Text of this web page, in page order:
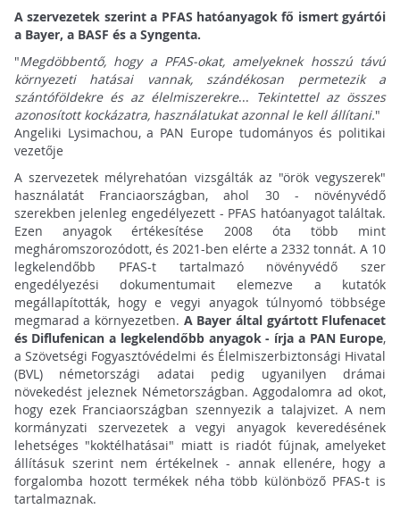
A szervezetek szerint a PFAS hatóanyagok fő ismert gyártói
a Bayer, a BASF és a Syngenta.
"Megdöbbentő, hogy a PFAS-okat, amelyeknek hosszú távú
környezeti hatásai vannak, szándékosan permetezik a
szántóföldekre és az élelmiszerekre... Tekintettel az összes
azonosított kockázatra, használatukat azonnal le kell állítani."
Angeliki Lysimachou, a PAN Europe tudományos és politikai
vezetője
A szervezetek mélyrehatóan vizsgálták az "örök vegyszerek"
használatát Franciaországban, ahol 30 - növényvédő
szerekben jelenleg engedélyezett - PFAS hatóanyagot találtak.
Ezen anyagok értékesítése 2008 óta több mint
megháromszorozódott, és 2021-ben elérte a 2332 tonnát. A 10
legkelendőbb PFAS-t tartalmazó növényvédő szer
engedélyezési dokumentumait elemezve a kutatók
megállapították, hogy e vegyi anyagok túlnyomó többsége
megmarad a környezetben. A Bayer által gyártott Flufenacet
és Diflufenican a legkelendőbb anyagok - írja a PAN Europe,
a Szövetségi Fogyasztóvédelmi és Élelmiszerbiztonsági Hivatal
(BVL) németországi adatai pedig ugyanilyen drámai
növekedést jeleznek Németországban. Aggodalomra ad okot,
hogy ezek Franciaországban szennyezik a talajvizet. A nem
kormányzati szervezetek a vegyi anyagok keveredésének
lehetséges "koktélhatásai" miatt is riadót fújnak, amelyeket
állításuk szerint nem értékelnek - annak ellenére, hogy a
forgalomba hozott termékek néha több különböző PFAS-t is
tartalmaznak.